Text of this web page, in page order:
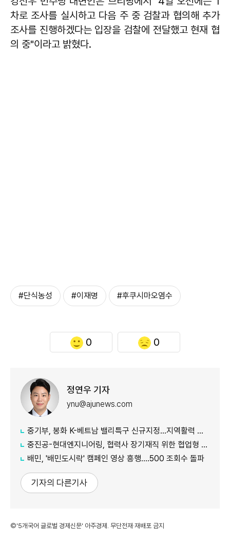
차로 조사를 실시하고 다음 주 중 검찰과 협의해 추가
조사를 진행하겠다는 입장을 검찰에 전달했고 현재 협
의 중"이라고 밝혔다.
#단식농성 #이재명 #후쿠시마오염수
0 0
정연우 기자
ynu@ajunews.com
중기부, 봉화 K-베트남 밸리특구 신규지정...지역활력 거점 조성
중진공-현대엔지니어링, 협력사 장기재직 위한 협업형 공제 추진
배민, '배민도시락' 캠페인 영상 흥행....500 조회수 돌파
기자의 다른기사
©'5개국어 글로벌 경제신문' 아주경제. 무단전재·재배포 금지